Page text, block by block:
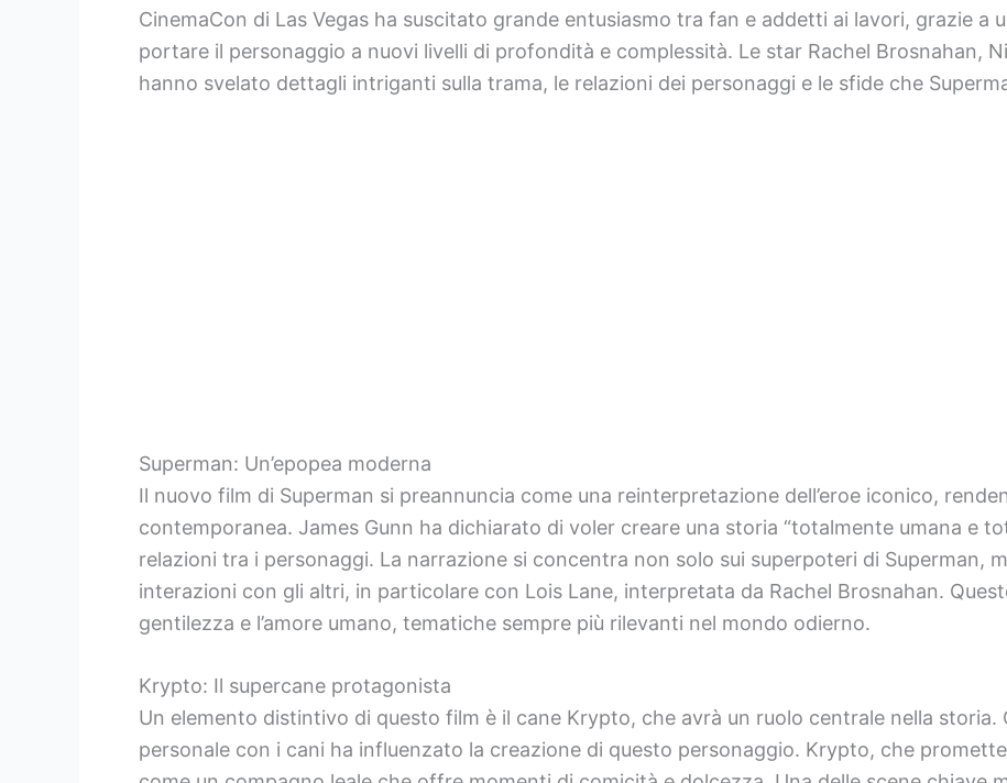
CinemaCon di Las Vegas ha suscitato grande entusiasmo tra fan e addetti ai lavori, grazie a
portare il personaggio a nuovi livelli di profondità e complessità. Le star Rachel Brosnahan,
hanno svelato dettagli intriganti sulla trama, le relazioni dei personaggi e le sfide che
Superman: Un’epopea moderna
Il nuovo film di Superman si preannuncia come una reinterpretazione dell’eroe iconico,
contemporanea. James Gunn ha dichiarato di voler creare una storia “totalmente umana e
relazioni tra i personaggi. La narrazione si concentra non solo sui superpoteri di Superman,
interazioni con gli altri, in particolare con Lois Lane, interpretata da Rachel Brosnahan.
gentilezza e l’amore umano, tematiche sempre più rilevanti nel mondo odierno.
Krypto: Il supercane protagonista
Un elemento distintivo di questo film è il cane Krypto, che avrà un ruolo centrale nella storia.
personale con i cani ha influenzato la creazione di questo personaggio. Krypto, che